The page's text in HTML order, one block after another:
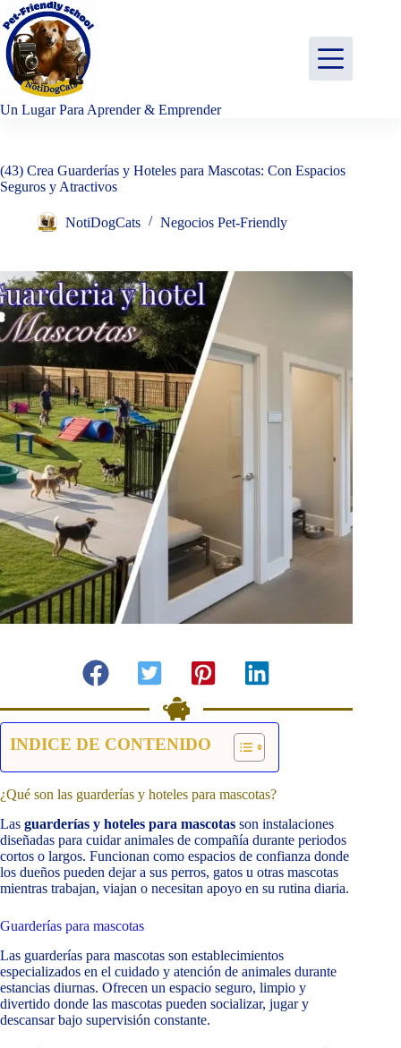
Saltar
al
contenido
Un Lugar Para Aprender & Emprender
(43) Crea Guarderías y Hoteles para Mascotas: Con Espacios
Seguros y Atractivos
NotiDogCats Negocios Pet-Friendly
INDICE DE CONTENIDO
¿Qué son las guarderías y hoteles para mascotas?
Las guarderías y hoteles para mascotas son instalaciones
diseñadas para cuidar animales de compañía durante periodos
cortos o largos. Funcionan como espacios de confianza donde
los dueños pueden dejar a sus perros, gatos u otras mascotas
mientras trabajan, viajan o necesitan apoyo en su rutina diaria.
Guarderías para mascotas
Las guarderías para mascotas son establecimientos
especializados en el cuidado y atención de animales durante
estancias diurnas. Ofrecen un espacio seguro, limpio y
divertido donde las mascotas pueden socializar, jugar y
descansar bajo supervisión constante.